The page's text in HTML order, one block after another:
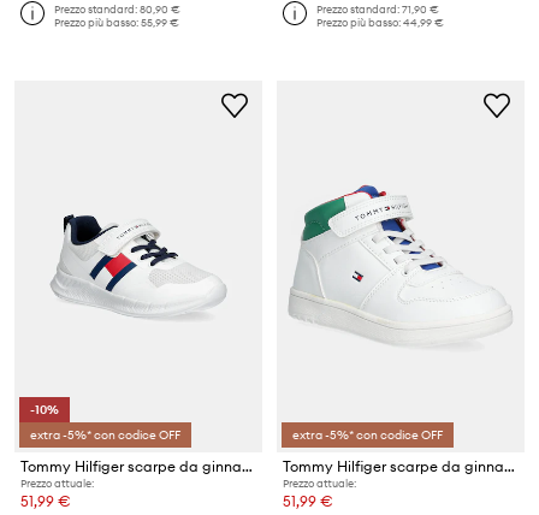
Prezzo standard:80,90 €
Prezzo più basso:55,99 €
Prezzo standard:71,90 €
Prezzo più basso:44,99 €
-10%
extra -5%* con codice OFF
Tommy Hilfiger scarpe da ginnastica per bambini
Prezzo attuale:
51,99 €
extra -5%* con codice OFF
Tommy Hilfiger scarpe da ginnastica per bambini
Prezzo attuale:
51,99 €